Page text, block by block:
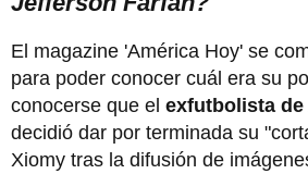
El magazine 'América Hoy' se
para poder conocer cuál era su
conocerse que el exfutbolista de
decidió dar por terminada su
Xiomy tras la difusión de